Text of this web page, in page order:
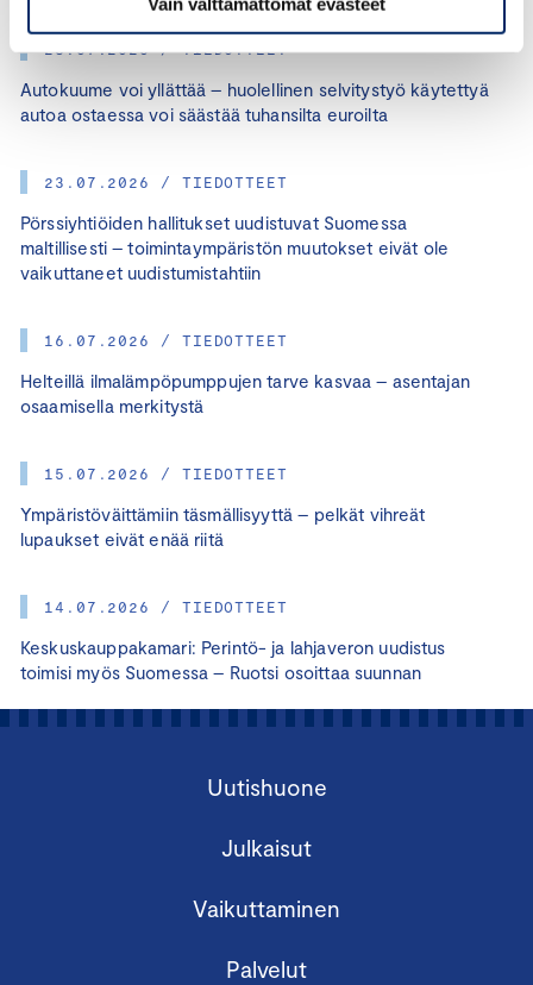
28.07.2026 / TIEDOTTEET
Autokuume voi yllättää – huolellinen selvitystyö käytettyä
autoa ostaessa voi säästää tuhansilta euroilta
23.07.2026 / TIEDOTTEET
Pörssiyhtiöiden hallitukset uudistuvat Suomessa
maltillisesti – toimintaympäristön muutokset eivät ole
vaikuttaneet uudistumistahtiin
16.07.2026 / TIEDOTTEET
Helteillä ilmalämpöpumppujen tarve kasvaa – asentajan
osaamisella merkitystä
15.07.2026 / TIEDOTTEET
Ympäristöväittämiin täsmällisyyttä – pelkät vihreät
lupaukset eivät enää riitä
14.07.2026 / TIEDOTTEET
Keskuskauppakamari: Perintö- ja lahjaveron uudistus
toimisi myös Suomessa – Ruotsi osoittaa suunnan
Uutishuone
Julkaisut
Vaikuttaminen
Palvelut